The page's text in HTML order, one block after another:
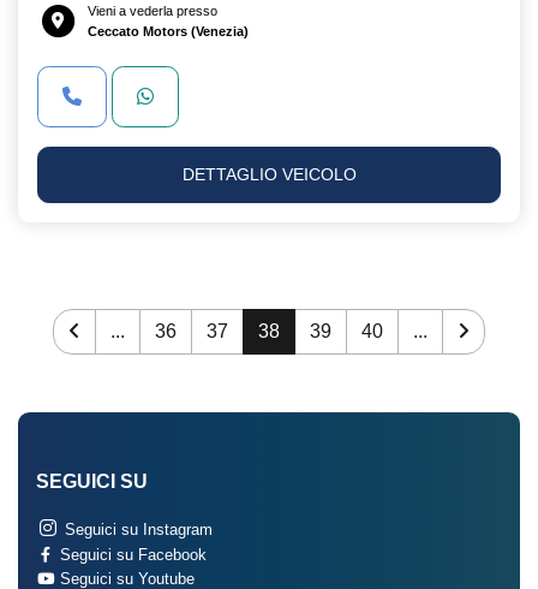
Vieni a vederla presso
Ceccato Motors (Venezia)
DETTAGLIO VEICOLO
... 36 37 38 39 40 ...
SEGUICI SU
Seguici su Instagram
Seguici su Facebook
Seguici su Youtube